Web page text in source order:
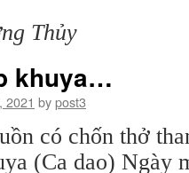
Thủy
khuya…
2021 bypost3
có chốn thở
(Ca dao) Ngày